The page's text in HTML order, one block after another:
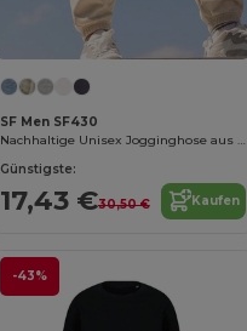
SF Men SF430
Nachhaltige Unisex Jogginghose aus Baumwolle und Polyester
Günstigste:
17,43 €30,50 € Kaufen
-43%